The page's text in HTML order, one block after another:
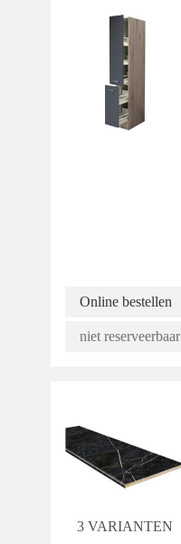
Online bestellen
niet reserveerbaar
3 VARIANTEN